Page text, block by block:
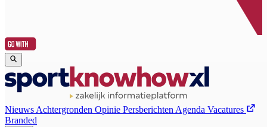
Nieuws Achtergronden Opinie Persberichten Agenda Vacatures
Branded